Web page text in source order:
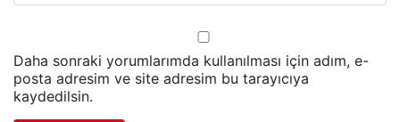
Daha sonraki yorumlarımda kullanılması için adım, e-
posta adresim ve site adresim bu tarayıcıya
kaydedilsin.